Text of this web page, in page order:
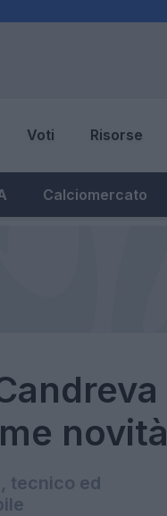
Voti Risorse
Calciomercato
novità
tecnico ed